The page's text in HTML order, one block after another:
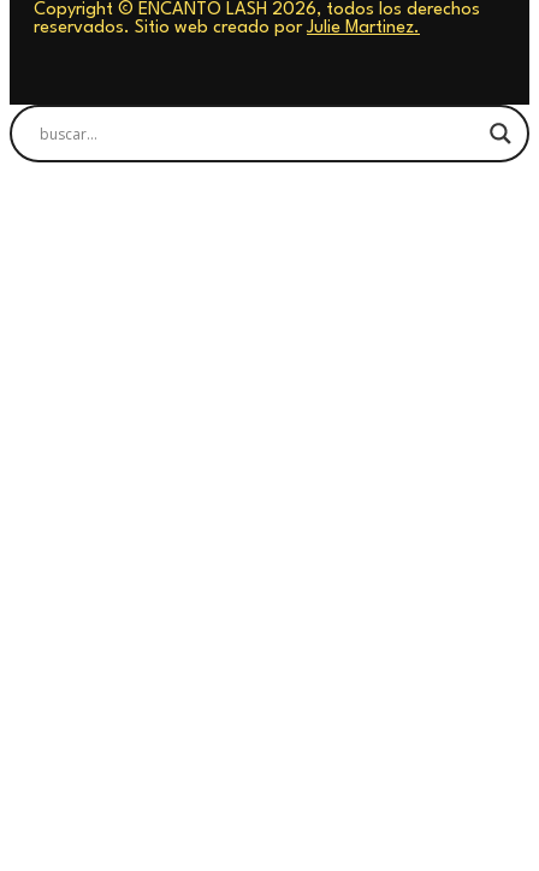
Copyright © ENCANTO LASH 2026, todos los derechos
reservados. Sitio web creado por Julie Martinez.